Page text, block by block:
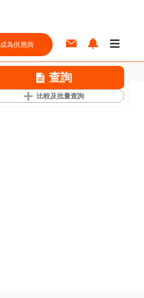
成為供應商
查詢
比較及批量查詢